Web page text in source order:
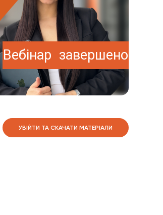
Вебінар завершено
УВІЙТИ ТА СКАЧАТИ МАТЕРІАЛИ